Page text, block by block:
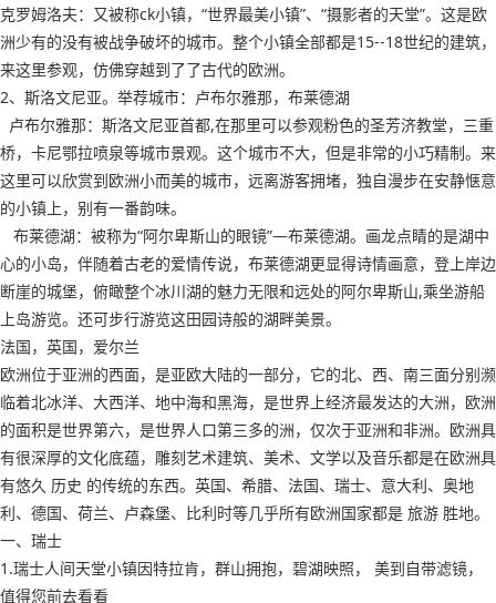
克罗姆洛夫：又被称ck小镇，“世界最美小镇”、“摄影者的天堂”。这是欧
洲少有的没有被战争破坏的城市。整个小镇全部都是15--18世纪的建筑，
来这里参观，仿佛穿越到了了古代的欧洲。
2、斯洛文尼亚。举荐城市：卢布尔雅那，布莱德湖
卢布尔雅那：斯洛文尼亚首都,在那里可以参观粉色的圣芳济教堂，三重
桥，卡尼鄂拉喷泉等城市景观。这个城市不大，但是非常的小巧精制。来
这里可以欣赏到欧洲小而美的城市，远离游客拥堵，独自漫步在安静惬意
的小镇上，别有一番韵味。
布莱德湖：被称为“阿尔卑斯山的眼镜”—布莱德湖。画龙点睛的是湖中
心的小岛，伴随着古老的爱情传说，布莱德湖更显得诗情画意，登上岸边
断崖的城堡，俯瞰整个冰川湖的魅力无限和远处的阿尔卑斯山,乘坐游船
上岛游览。还可步行游览这田园诗般的湖畔美景。
法国，英国，爱尔兰
欧洲位于亚洲的西面，是亚欧大陆的一部分，它的北、西、南三面分别濒
临着北冰洋、大西洋、地中海和黑海，是世界上经济最发达的大洲，欧洲
的面积是世界第六，是世界人口第三多的洲，仅次于亚洲和非洲。欧洲具
有很深厚的文化底蕴，雕刻艺术建筑、美术、文学以及音乐都是在欧洲具
有悠久 历史 的传统的东西。英国、希腊、法国、瑞士、意大利、奥地
利、德国、荷兰、卢森堡、比利时等几乎所有欧洲国家都是 旅游 胜地。
一、瑞士
1.瑞士人间天堂小镇因特拉肯，群山拥抱，碧湖映照， 美到自带滤镜，
值得您前去看看